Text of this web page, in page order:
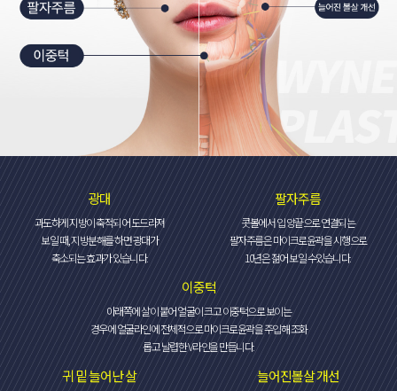
광대
과도하게 지방이 축적되어 도드라져
보일 때, 지방분해를 하면 광대가
축소되는 효과가 있습니다.
팔자주름
콧볼에서 입 양끝으로 연결되는
팔자주름은 마이크로윤곽을 시행으로
10년은 젊어 보일 수있습니다.
이중턱
아래쪽에 살이 붙어 얼굴이 크고 이중턱으로 보이는
경우에 얼굴라인에 전체적으로 마이크로윤곽을 주입해 조화
롭고 날렵한 V라인을 만듭니다.
귀 밑 늘어난 살 늘어진볼살 개선